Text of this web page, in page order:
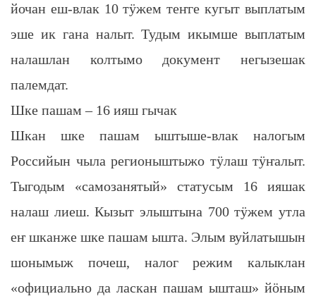
йочан еш-влак 10 тӱжем теҥге кугыт выплатым
эше ик гана налыт. Тудым икымше выплатым
налашлан колтымо документ негызешак
палемдат.
Шке пашам – 16 ияш гычак
Шкан шке пашам ыштыше-влак налогым
Российын чыла регионыштыжо тӱлаш тӱҥалыт.
Тыгодым «самозанятый» статусым 16 ияшак
налаш лиеш. Кызыт элыштына 700 тӱжем утла
еҥ шканже шке пашам ышта. Элым вуйлатышын
шонымыж почеш, налог режим калыклан
«официально да ласкан пашам ышташ» йӧным